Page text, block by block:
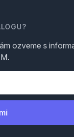
ozveme s